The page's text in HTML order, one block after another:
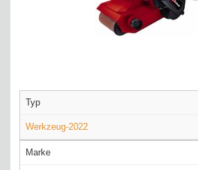
Typ
Werkzeug-2022
Marke